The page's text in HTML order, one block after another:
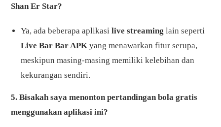
Shan Er Star?
Ya, ada beberapa aplikasilive streaming lain seperti
Live Bar Bar APK yang menawarkan fitur serupa,
meskipun masing-masing memiliki kelebihan dan
kekurangan sendiri.
5. Bisakah saya menonton pertandingan bola gratis
menggunakan aplikasi ini?